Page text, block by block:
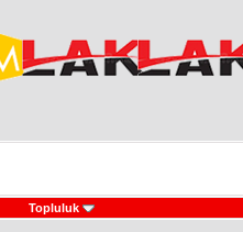
Topluluk